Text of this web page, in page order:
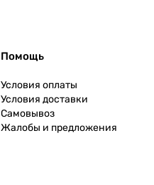
Помощь
Условия оплаты
Условия доставки
Самовывоз
Жалобы и предложения